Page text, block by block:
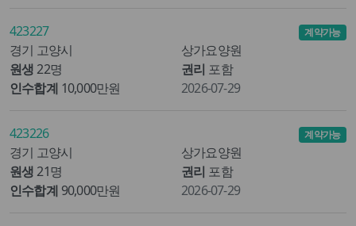
423227
경기 고양시
상가요양원
원생 22명 권리 포함
인수합계 10,000만원
계약가능
2026-07-29
423226
경기 고양시
상가요양원
원생 21명 권리 포함
인수합계 90,000만원
계약가능
2026-07-29